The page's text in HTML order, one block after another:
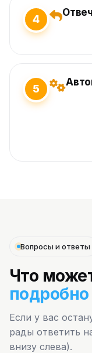
4
5
Вопросы и ответы
Что
Если у вас
рады ответить
внизу слева).